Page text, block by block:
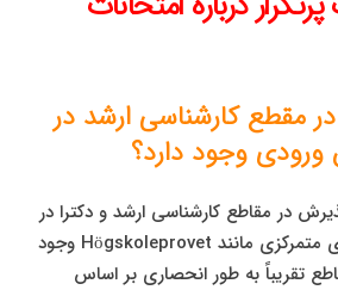
مقطع کارشناسی ارشد در
وجود دارد؟
در مقاطع کارشناسی ارشد و دکترا در
سوئد، هیچ آزمون ورودی متمرکزی مانند Högskoleprovet وجود
تقریباً به طور انحصاری بر اساس